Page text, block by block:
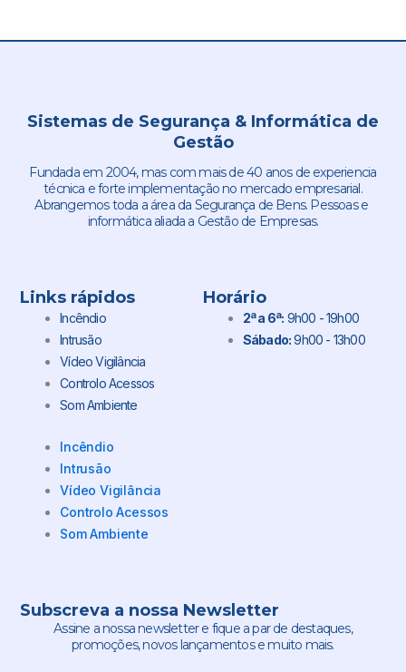
Sistemas de Segurança & Informática de
Gestão
Fundada em 2004, mas com mais de 40 anos de experiencia
técnica e forte implementação no mercado empresarial.
Abrangemos toda a área da Segurança de Bens. Pessoas e
informática aliada a Gestão de Empresas.
Links rápidos
Incêndio
Intrusão
Vídeo Vigilância
Controlo Acessos
Som Ambiente
Incêndio
Intrusão
Vídeo Vigilância
Controlo Acessos
Som Ambiente
Horário
2ª a 6ª: 9h00 - 19h00
Sábado:9h00 - 13h00
Subscreva a nossa Newsletter
Assine a nossa newsletter e fique a par de destaques,
promoções, novos lançamentos e muito mais.